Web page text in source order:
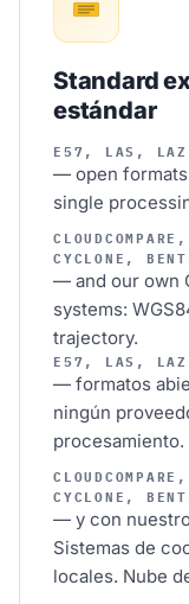
Standard
estándar
E57, LAS,
— open formats
single
CYCLONE,
— and our own
systems:
trajectory.
E57, LAS,
— formatos
ningún
CYCLONE,
— y con
Sistemas de
locales. Nube